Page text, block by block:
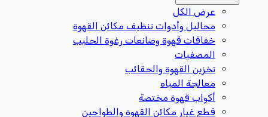
عرض الكل
محاليل وأدوات تنظيف مكائن القهوة
خفاقات قهوة وصانعات رغوة الحليب
المصفيات
تخزين القهوة والحقائب
معالجة المياه
أكواب قهوة مختصة
قطع غيار مكائن القهوة والطواحين